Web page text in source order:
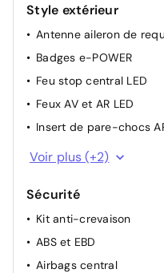
Siège conducteur
voies
Système de démarrage
START/STOP
Sélection du mode de
Vitres électriques avec
Volant réglable en
Style extérieur
Antenne aileron de
Badges e-POWER
Feu stop central LED
Feux AV et AR LED
Insert de pare-chocs
Jantes alliage 18"
Voir plus (+2)
Sécurité
Kit anti-crevaison
ABS et EBD
Airbags central